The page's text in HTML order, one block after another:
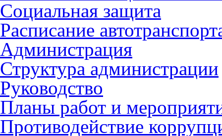
Социальная защита
Расписание
Администрация
Структура администрации
Руководство
Планы работ и
Противодействие